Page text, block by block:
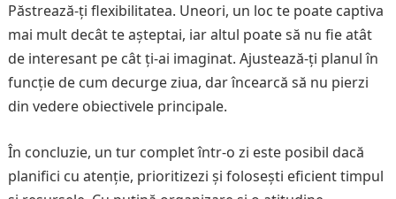
Păstrează-ți flexibilitatea. Uneori, un loc te poate captiva
mai mult decât te așteptai, iar altul poate să nu fie atât
de interesant pe cât ți-ai imaginat. Ajustează-ți planul în
funcție de cum decurge ziua, dar încearcă să nu pierzi
din vedere obiectivele principale.
În concluzie, un tur complet într-o zi este posibil dacă
planifici cu atenție, prioritizezi și folosești eficient timpul